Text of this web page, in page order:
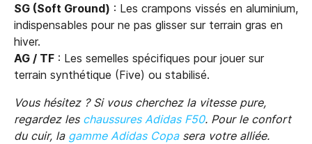
SG (Soft Ground) : Les crampons vissés en aluminium,
indispensables pour ne pas glisser sur terrain gras en
hiver.
AG / TF : Les semelles spécifiques pour jouer sur
terrain synthétique (Five) ou stabilisé.
Vous hésitez ? Si vous cherchez la vitesse pure,
regardez les chaussures Adidas F50. Pour le confort
du cuir, la gamme Adidas Copasera votre alliée.